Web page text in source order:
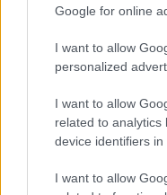
Google for online
I want to allow
personalized
I want to allow
related to analytics
device identifiers in
I want to allow
Vnútorné žalúzie